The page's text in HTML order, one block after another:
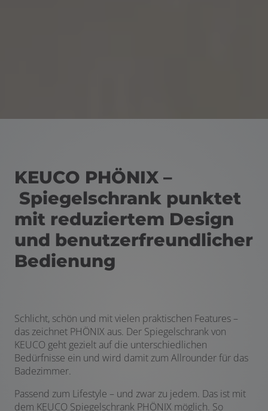
KEUCO PHÖNIX –
Spiegelschrank punktet
mit reduziertem Design
und benutzerfreundlicher
Bedienung
Schlicht, schön und mit vielen praktischen Features –
das zeichnet PHÖNIX aus. Der Spiegelschrank von
KEUCO geht gezielt auf die unterschiedlichen
Bedürfnisse ein und wird damit zum Allrounder für das
Badezimmer.
Passend zum Lifestyle – und zwar zu jedem. Das ist mit
dem KEUCO Spiegelschrank PHÖNIX möglich. So